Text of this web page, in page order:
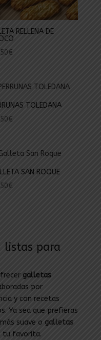
RELLENA DE
€
TOLEDANA
€
SAN ROQUE
€
listas para
galletas
por
y con recetas
Ya sea que prefieras
suave o galletas
tu favorita.